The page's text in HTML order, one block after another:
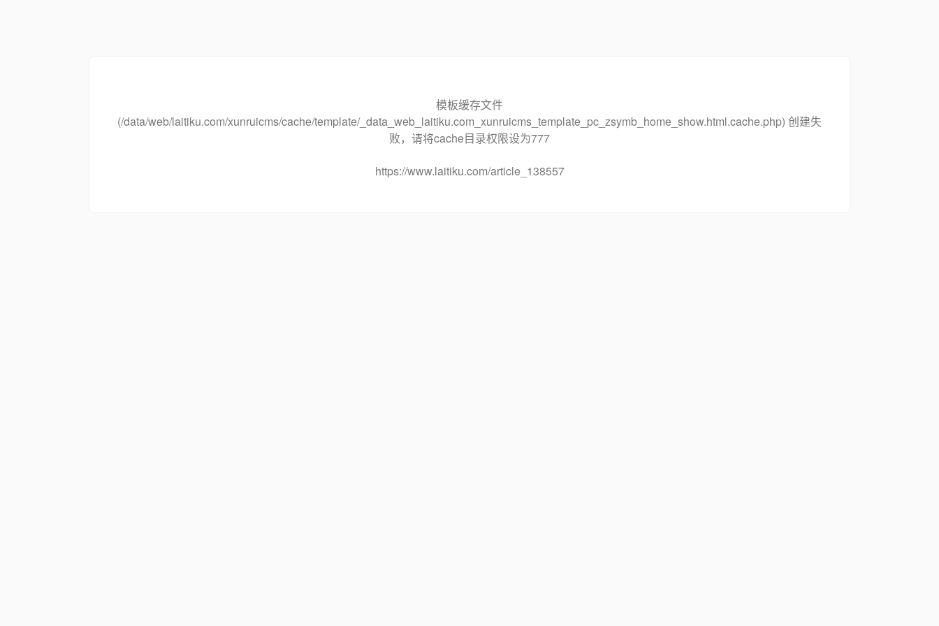
模板缓存文件
(/data/web/laitiku.com/xunruicms/cache/template/_data_web_laitiku.com_xunruicms_template_pc_zsymb_home_show.html.cache.php) 创建失
败，请将cache目录权限设为777
https://www.laitiku.com/article_138557